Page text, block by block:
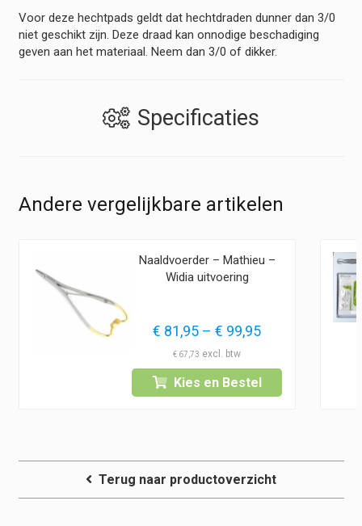
Voor deze hechtpads geldt dat hechtdraden dunner dan 3/0
niet geschikt zijn. Deze draad kan onnodige beschadiging
geven aan het materiaal. Neem dan 3/0 of dikker.
Specificaties
Andere vergelijkbare artikelen
Naaldvoerder – Mathieu –
Widia uitvoering
€ 81,95 – € 99,95Prijsklasse:
tot
€ 99,95
€ 67,73
Kies en Bestel
Terug naar productoverzicht